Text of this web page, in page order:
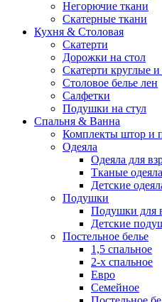
Негорючие ткани
Скатерные ткани
Кухня & Столовая
Скатерти
Дорожки на стол
Скатерти круглые
Столовое белье лен
Салфетки
Подушки на стул
Спальня & Ванна
Комплекты штор и
Одеяла
Одеяла для
Тканые одеяла
Детские
Подушки
Подушки для
Детские
Постельное белье
1,5 спальное
2-х спальное
Евро
Семейное